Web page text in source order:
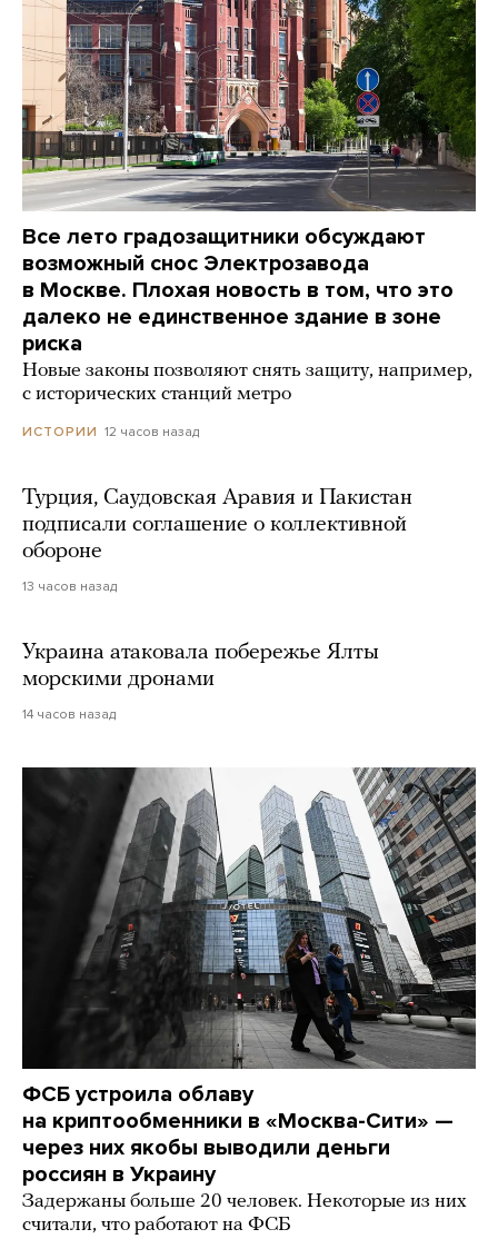
Все лето градозащитники обсуждают
возможный снос Электрозавода
в Москве. Плохая новость в том, что это
далеко не единственное здание в зоне
риска
Новые законы позволяют снять защиту, например,
с исторических станций метро
ИСТОРИИ 12 часов назад
Турция, Саудовская Аравия и Пакистан
подписали соглашение о коллективной
обороне
13 часов назад
Украина атаковала побережье Ялты
морскими дронами
14 часов назад
ФСБ устроила облаву
на криптообменники в «Москва-Сити» —
через них якобы выводили деньги
россиян в Украину
Задержаны больше 20 человек. Некоторые из них
считали, что работают на ФСБ